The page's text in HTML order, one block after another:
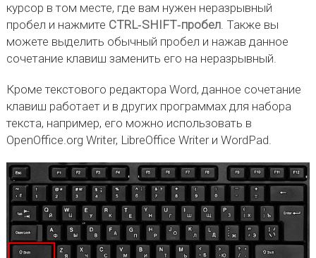
курсор в том месте, где вам нужен неразрывный
пробел и нажмите CTRL‑SHIFT‑пробел. Также вы
можете выделить обычный пробел и нажав данное
сочетание клавиш заменить его на неразрывный.
Кроме текстового редактора Word, данное сочетание
клавиш работает и в других программах для набора
текста, например, его можно использовать в
OpenOffice.org Writer, LibreOffice Writer и WordPad.